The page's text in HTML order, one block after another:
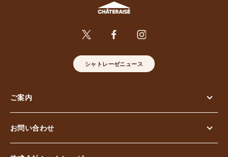
シャトレーゼニュース
ご案内
お問い合わせ